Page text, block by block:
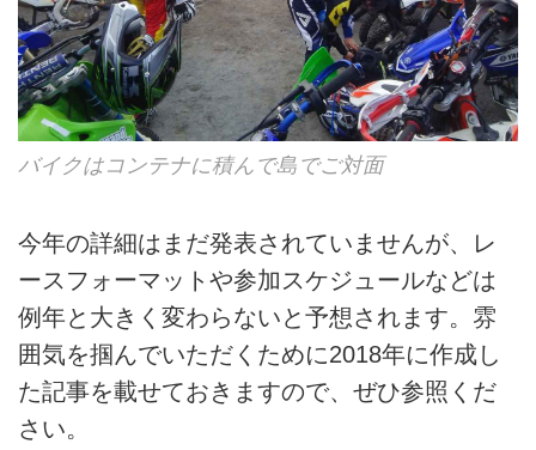
バイクはコンテナに積んで島でご対面
今年の詳細はまだ発表されていませんが、レ
ースフォーマットや参加スケジュールなどは
例年と大きく変わらないと予想されます。雰
囲気を掴んでいただくために2018年に作成し
た記事を載せておきますので、ぜひ参照くだ
さい。